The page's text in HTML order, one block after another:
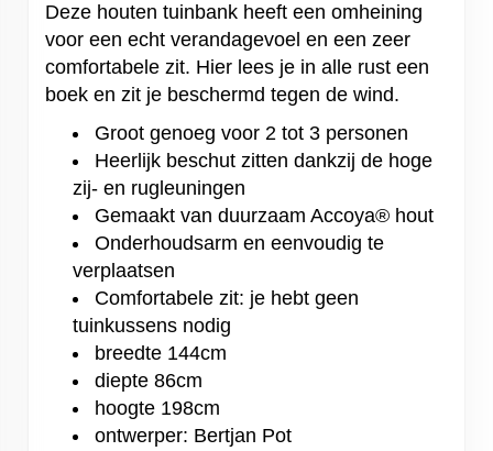
Deze houten tuinbank heeft een omheining
voor een echt verandagevoel en een zeer
comfortabele zit. Hier lees je in alle rust een
boek en zit je beschermd tegen de wind.
Groot genoeg voor 2 tot 3 personen
Heerlijk beschut zitten dankzij de hoge
zij- en rugleuningen
Gemaakt van duurzaam Accoya® hout
Onderhoudsarm en eenvoudig te
verplaatsen
Comfortabele zit: je hebt geen
tuinkussens nodig
breedte 144cm
diepte 86cm
hoogte 198cm
ontwerper: Bertjan Pot